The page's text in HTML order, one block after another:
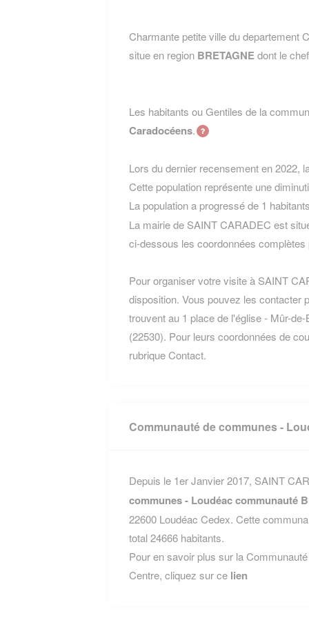
Charmante petite ville du departement
situe en region BRETAGNEdont le
Les habitants ou Gentiles de la
Caradocéens.
Lors du dernier recensement en 2022,
Cette population représente une
La population a progressé de 1
La mairie de SAINT CARADEC est
ci-dessous les coordonnées
Pour organiser votre visite à SAINT
disposition. Vous pouvez les contacter
trouvent au 1 place de l'église - Mûr-
(22530). Pour leurs coordonnées de
rubrique Contact.
Communauté de communes -
Depuis le 1er Janvier 2017, SAINT
communes - Loudéac communauté
22600 Loudéac Cedex. Cette
total 24666 habitants.
Pour en savoir plus sur la
Centre, cliquez sur ce lien